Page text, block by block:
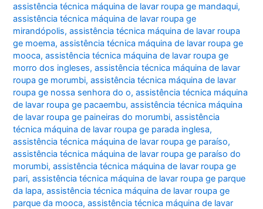
assistência técnica máquina de lavar roupa ge mandaqui,
assistência técnica máquina de lavar roupa ge
mirandópolis,assistência técnica máquina de lavar roupa
ge moema,assistência técnica máquina de lavar roupa ge
mooca,assistência técnica máquina de lavar roupa ge
morro dos ingleses,assistência técnica máquina de lavar
roupa ge morumbi,assistência técnica máquina de lavar
roupa ge nossa senhora do o,assistência técnica máquina
de lavar roupa ge pacaembu,assistência técnica máquina
de lavar roupa ge paineiras do morumbi,assistência
técnica máquina de lavar roupa ge parada inglesa,
assistência técnica máquina de lavar roupa ge paraíso,
assistência técnica máquina de lavar roupa ge paraíso do
morumbi,assistência técnica máquina de lavar roupa ge
pari,assistência técnica máquina de lavar roupa ge parque
da lapa,assistência técnica máquina de lavar roupa ge
parque da mooca,assistência técnica máquina de lavar